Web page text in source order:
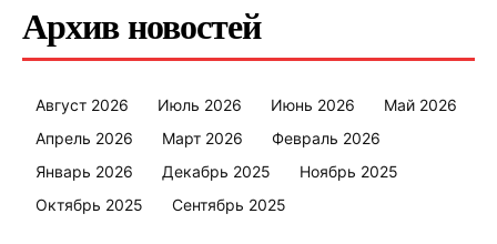
ПОДПИСАТЬСЯ
Архив новостей
Август 2026 Июль 2026 Июнь 2026
Май 2026
Апрель 2026
Март 2026
Февраль 2026
Январь 2026
Декабрь 2025
Ноябрь 2025
Октябрь 2025
Сентябрь 2025